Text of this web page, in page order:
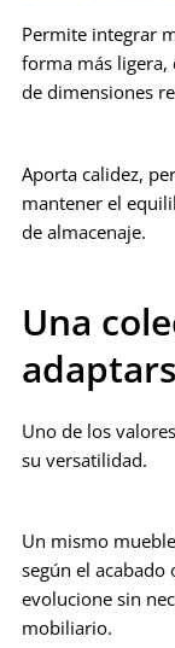
Permite integrar
forma más ligera,
de dimensiones
Aporta calidez,
mantener el
de almacenaje.
Una
Uno de los
su versatilidad.
Un mismo
según el acabado
evolucione sin
mobiliario.